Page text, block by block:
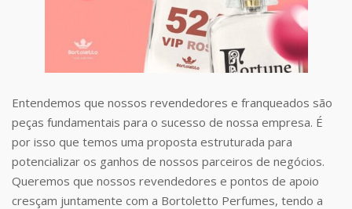
Entendemos que nossos revendedores e franqueados são
peças fundamentais para o sucesso de nossa empresa. É
por isso que temos uma proposta estruturada para
potencializar os ganhos de nossos parceiros de negócios.
Queremos que nossos revendedores e pontos de apoio
cresçam juntamente com a Bortoletto Perfumes, tendo a